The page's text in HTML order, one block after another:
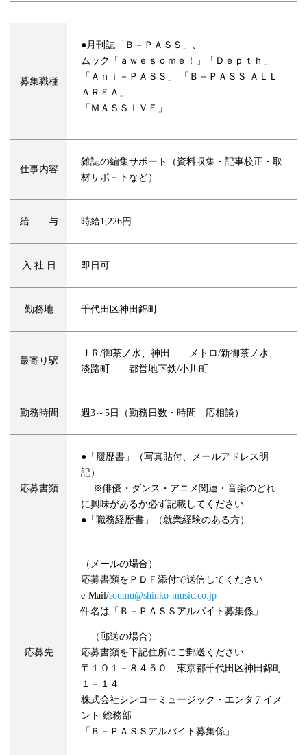
募集職種
●月刊誌「Ｂ－ＰＡＳＳ」、
ムック「ａｗｅｓｏｍｅ！」「Ｄｅｐｔｈ」
「Ａｎｉ－ＰＡＳＳ」 「Ｂ－ＰＡＳＳ ＡＬＬ
ＡＲＥＡ」
「ＭＡＳＳＩＶＥ」
仕事内容
雑誌の編集サポート（資料収集・記事校正・取
材サポ－トなど）
給 与 時給1,226円
入 社 日 即日可
勤務地 千代田区神田錦町
最寄り駅
ＪＲ/御茶ノ水、神田 メトロ/新御茶ノ水、
淡路町 都営地下鉄/小川町
勤務時間 週3～5日（勤務日数・時間 応相談）
応募書類
●「履歴書」（写真貼付、メールアドレス明
記）
※俳優・ダンス・アニメ関連・音楽のどれ
に興味があるか必ず記載してください
●「職務経歴書」（就業経験のある方）
応募先
（メールの場合）
応募書類をＰＤＦ添付で送信してください
e-Mail/soumu@shinko-music.co.jp
件名は「Ｂ－ＰＡＳＳアルバイト募集係」
（郵送の場合）
応募書類を下記住所にご郵送ください
〒１０１－８４５０ 東京都千代田区神田錦町
１－１４
株式会社シンコーミュージック・エンタテイメ
ント 総務部
「Ｂ－ＰＡＳＳアルバイト募集係」